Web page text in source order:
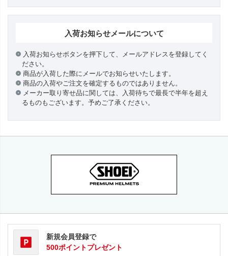
入荷お知らせメールについて
入荷お知らせボタンを押下して、メールアドレスを登録してく
ださい。
商品が入荷した際にメールでお知らせいたします。
商品の入荷やご注文を確定するものではありません。
メーカー取り寄せ品に関しては、入荷待ちで最長で半年を超え
るものもございます。予めご了承ください。
新規会員登録で
500ポイントプレゼント